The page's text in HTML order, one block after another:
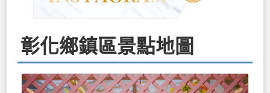
彰化鄉鎮區景點地圖